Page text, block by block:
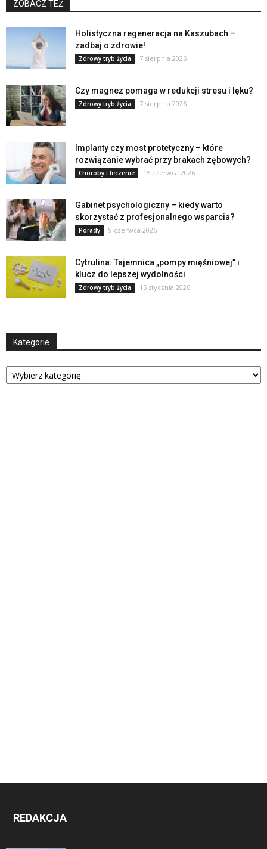
ZOBACZ TEŻ
Holistyczna regeneracja na Kaszubach –
zadbaj o zdrowie!
Zdrowy tryb życia 7 sierpnia 2026
Czy magnez pomaga w redukcji stresu i lęku?
Zdrowy tryb życia 7 sierpnia 2026
Implanty czy most protetyczny – które
rozwiązanie wybrać przy brakach zębowych?
Choroby i leczenie 15 czerwca 2026
Gabinet psychologiczny – kiedy warto
skorzystać z profesjonalnego wsparcia?
Porady 9 czerwca 2026
Cytrulina: Tajemnica „pompy mięśniowej” i
klucz do lepszej wydolności
Zdrowy tryb życia 15 stycznia 2026
Kategorie
Kategorie
REDAKCJA